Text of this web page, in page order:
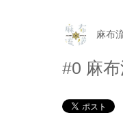
麻布
#0 麻